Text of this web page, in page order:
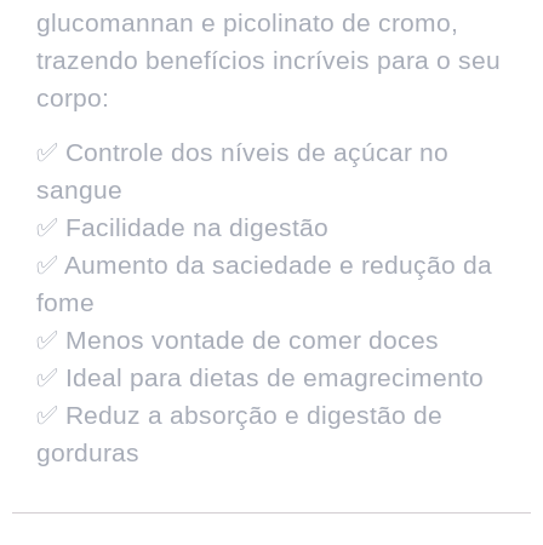
glucomannan e picolinato de cromo,
trazendo benefícios incríveis para o seu
corpo:
✅ Controle dos níveis de açúcar no
sangue
✅ Facilidade na digestão
✅ Aumento da saciedade e redução da
fome
✅ Menos vontade de comer doces
✅ Ideal para dietas de emagrecimento
✅ Reduz a absorção e digestão de
gorduras